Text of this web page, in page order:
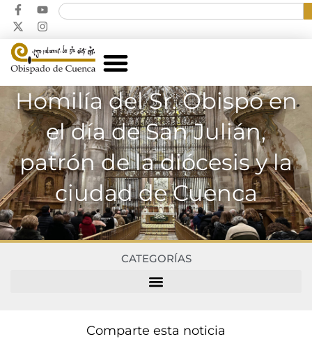
Homilía del Sr. Obispo en
el día de San Julián,
patrón de la diócesis y la
ciudad de Cuenca
CATEGORÍAS
Comparte esta noticia